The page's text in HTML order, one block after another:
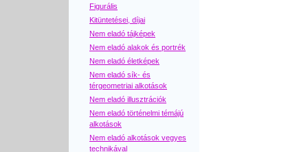
Figurális
Kitüntetései, díjai
Nem eladó tájképek
Nem eladó alakok és portrék
Nem eladó életképek
Nem eladó sík- és
térgeometriai alkotások
Nem eladó illusztrációk
Nem eladó történelmi témájú
alkotások
Nem eladó alkotások vegyes
technikával